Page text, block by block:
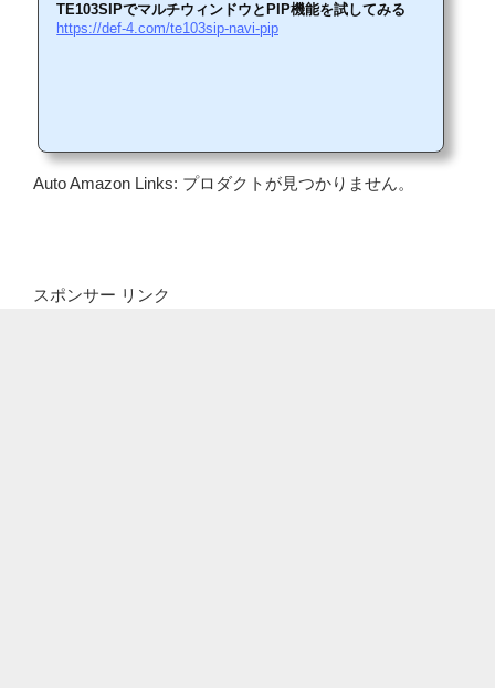
TE103SIPでマルチウィンドウとPIP機能を試してみる
https://def-4.com/te103sip-navi-pip
Auto Amazon Links: プロダクトが見つかりません。
スポンサー リンク